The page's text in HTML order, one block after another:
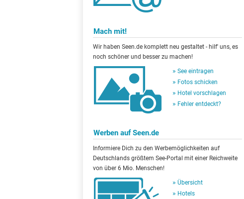
Mach mit!
Wir haben Seen.de komplett neu gestaltet - hilf' uns, es
noch schöner und besser zu machen!
See eintragen
Fotos schicken
Hotel vorschlagen
Fehler entdeckt?
Werben auf Seen.de
Informiere Dich zu den Werbemöglichkeiten auf
Deutschlands größtem See-Portal mit einer Reichweite
von über 6 Mio. Menschen!
Übersicht
Hotels